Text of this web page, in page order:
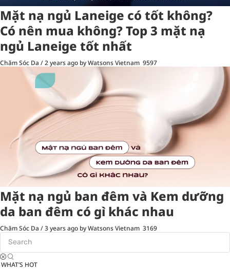
Mặt nạ ngủ Laneige có tốt không?
Có nên mua không? Top 3 mặt nạ
ngủ Laneige tốt nhất
Chăm Sóc Da /2 years ago by Watsons Vietnam 9597
Mặt nạ ngủ ban đêm và Kem dưỡng
da ban đêm có gì khác nhau
Chăm Sóc Da /3 years ago by Watsons Vietnam 3169
WHAT’S HOT